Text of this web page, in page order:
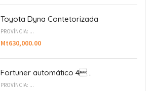
Toyota Dyna Contetorizada
PROVÍNCIA: ...
Mt630,000.00
Fortuner automático 4...
PROVÍNCIA: ...